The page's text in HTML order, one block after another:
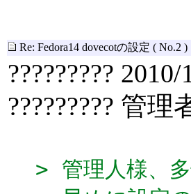
Re: Fedora14 dovecotの設定 ( No.2 )
?????????
????????? 管理
> 管理人様、